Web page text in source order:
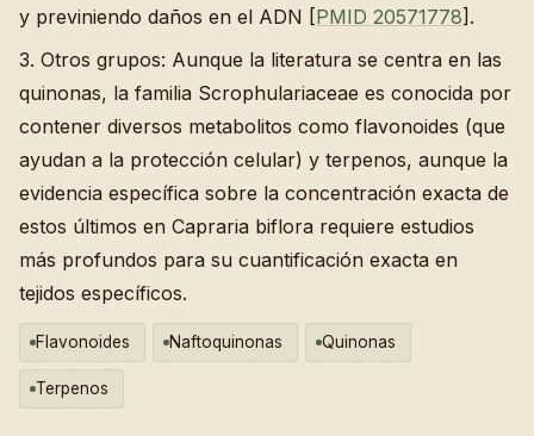
y previniendo daños en el ADN [PMID 20571778].
3. Otros grupos: Aunque la literatura se centra en las
quinonas, la familia Scrophulariaceae es conocida por
contener diversos metabolitos como flavonoides (que
ayudan a la protección celular) y terpenos, aunque la
evidencia específica sobre la concentración exacta de
estos últimos en Capraria biflora requiere estudios
más profundos para su cuantificación exacta en
tejidos específicos.
Flavonoides Naftoquinonas Quinonas
Terpenos